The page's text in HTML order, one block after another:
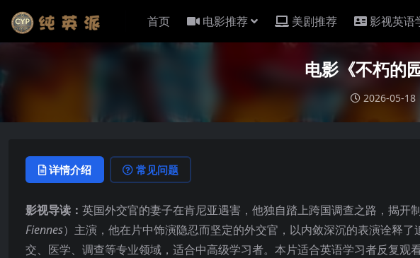
首页 电影推荐 美剧推荐 影视英语
电影《不朽的
2026-05-18
详情介绍 常见问题
影视导读： 英国外交官的妻子在肯尼亚遇害，他独自踏上跨国调查之路，揭开
Fiennes）主演，他在片中饰演隐忍而坚定的外交官，以内敛深沉的表演诠释
交、医学、调查等专业领域，适合中高级学习者。本片适合英语学习者反复观